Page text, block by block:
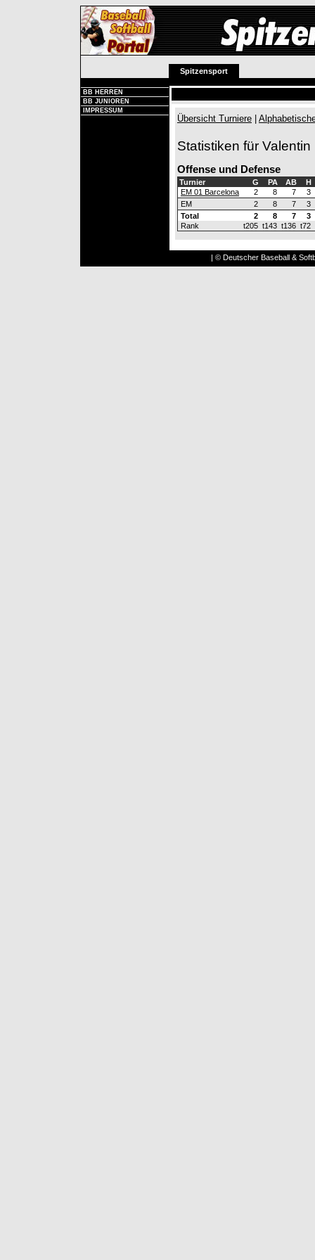
Spitzensport
BB HERREN
BB JUNIOREN
IMPRESSUM
Übersicht Turniere
Statistiken für Valentin
Offense und Defense
Turnier G PA AB H
EM 01 Barcelona
2 8 7
3
EM
2 8 7
3
Total
2 8 7
3
Rank
t205 t143 t136 t72
| © Deutscher Baseball &